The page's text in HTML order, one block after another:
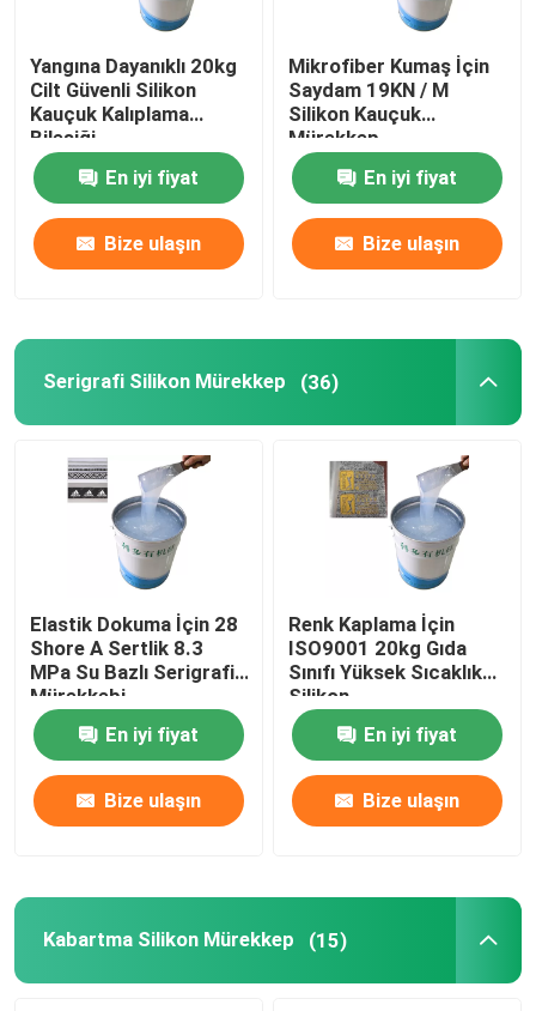
Silikon Kauçuk Yapıştırıcı
Silikon Kauçuk Pigment
Silikon Kauçuk Katalizör
Yangına Dayanıklı 20kg
Cilt Güvenli Silikon
Kauçuk Kalıplama
Bileşiği
En iyi fiyat
Bize ulaşın
Mikrofiber Kumaş İçin
Saydam 19KN / M
Silikon Kauçuk
Mürekkep
En iyi fiyat
Bize ulaşın
Serigrafi Silikon Mürekkep (36)
Elastik Dokuma İçin 28
Shore A Sertlik 8.3
MPa Su Bazlı Serigrafi
Mürekkebi
En iyi fiyat
Bize ulaşın
Renk Kaplama İçin
ISO9001 20kg Gıda
Sınıfı Yüksek Sıcaklık
Silikon
En iyi fiyat
Bize ulaşın
Kabartma Silikon Mürekkep (15)